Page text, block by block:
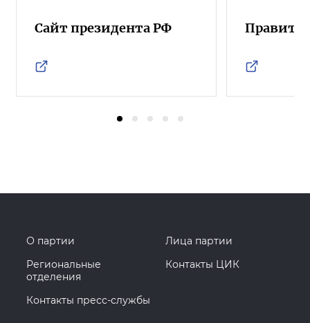
Сайт президента РФ
О партии
Лица партии
Региональные
отделения
Контакты ЦИК
Контакты пресс-службы